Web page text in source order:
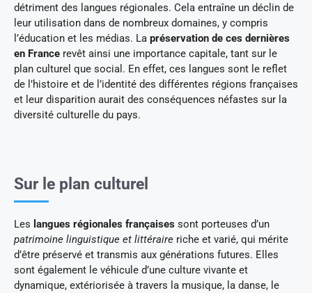
détriment des langues régionales. Cela entraîne un déclin de
leur utilisation dans de nombreux domaines, y compris
l’éducation et les médias. La préservation de ces dernières
en France revêt ainsi une importance capitale, tant sur le
plan culturel que social. En effet, ces langues sont le reflet
de l’histoire et de l’identité des différentes régions françaises
et leur disparition aurait des conséquences néfastes sur la
diversité culturelle du pays.
Sur le plan culturel
Les langues régionales françaises sont porteuses d’un
patrimoine linguistique et littéraire riche et varié, qui mérite
d’être préservé et transmis aux générations futures. Elles
sont également le véhicule d’une culture vivante et
dynamique, extériorisée à travers la musique, la danse, le